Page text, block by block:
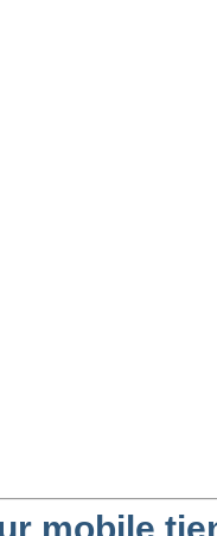
mobile